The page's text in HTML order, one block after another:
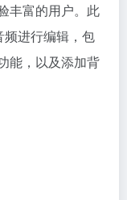
丰富的用户。此
进行编辑，包
能，以及添加背